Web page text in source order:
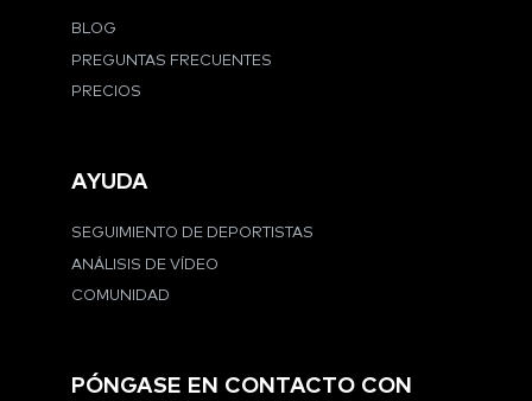
BLOG
PREGUNTAS FRECUENTES
PRECIOS
AYUDA
SEGUIMIENTO DE DEPORTISTAS
ANÁLISIS DE VÍDEO
COMUNIDAD
PÓNGASE EN CONTACTO CON